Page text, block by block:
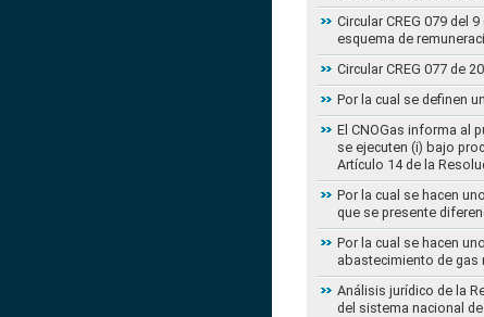
Circular CREG 079 del
esquema de
Circular CREG 077 de
Por la cual se definen
El CNOGas informa al
se ejecuten (i) bajo
Artículo 14 de la
Por la cual se hacen
que se presente
Por la cual se hacen
abastecimiento de gas
Análisis jurídico de la
del sistema nacional